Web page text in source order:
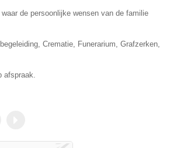
de persoonlijke wensen van de familie
Crematie, Funerarium, Grafzerken,
afspraak.